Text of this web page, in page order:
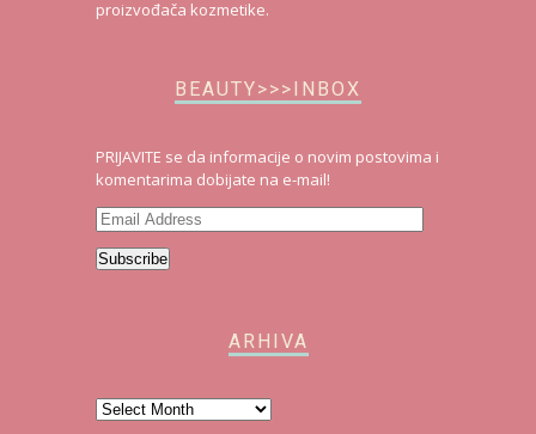
proizvođača kozmetike.
BEAUTY>>>INBOX
PRIJAVITE se da informacije o novim postovima i
komentarima dobijate na e-mail!
Email
Subscribe
ARHIVA
Arhiva